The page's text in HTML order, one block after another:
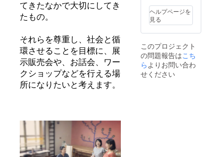
てきたなかで大切にしてき
たもの。
それらを尊重し、社会と循
環させることを目標に、展
示販売会や、お話会、ワー
クショップなどを行える場
所になりたいと考えます。
りいた
しま
す。 デ
ザイン
種類
は、お
まかせ
となり
ますの
よって
千差万
別に焼
き上げ
ため、
そのタ
イミン
グにし
か出会
ヘルプページを
見る
このプロジェクト
の問題報告はこち
ら よりお問い合わ
せください